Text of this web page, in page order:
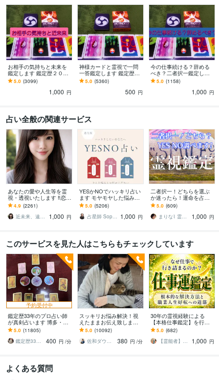
お相手の気持ちと未来を
鑑定します 鑑定歴２０
年。神様カードと霊視で
深堀り鑑定～課題アドバ
5.0 (3099)
1,000 円
神様カードと霊視で一問
一答鑑定します 鑑定歴２
０年。課題・アドバイス
もつけてお届けします。
5.0 (5360)
500 円
今の仕事続ける？辞める
べき？二者択一鑑定しま
す 鑑定歴２０年。神様カ
ードと霊視で鑑定～課
題・アドバイス付き
5.0 (1158)
1,000 円
占い全般の関連サービス
あなたの愛や人生等を霊
視・透視いたします ‼️恋
愛、複雑な恋愛、仕事、
人間関係/上げ下げ鑑定無
し‼️
4.9 (2261)
近未来、遠未来を霊透視！！占い師 紗理奈
1,000 円
YESかNOでハッキリ占い
ます モヤモヤした悩みを
ハッキリ答えを出したい
方へ
5.0 (5206)
占星師 Sophia 1,000 円
二者択一！どちらを選ぶ
か迷ったら！運命を占い
ます YES/NOで答えれる
質問でも大丈夫 詳しい
説明付きます
5.0 (609)
まりな⌇ 霊視鑑定士
1,000 円
このサービスを見た人はこちらもチェックしています
予約受付中
鑑定歴33年のプロ占い師
が真剣占います 博多・廓
屋の純血統占い祈願師
雷鳥
5.0 (11805)
鑑定歴33年のプロ占い師 雷鳥
400 円 /分
スッキリお悩み解決！視
えたままお伝え致します
恋愛、結婚、人間関係、
仕事、人生、ペットの気
持ち等◎祈願付き
5.0 (10092)
佐和ダウジング＆スピリットメンター
380 円 /分
30年の霊視経験による
【本格仕事鑑定】を行い
ます 仕事運停滞の真の原
因と人生好転への道筋を
読み解きます
5.0 (682)
【霊能者】天晴
1,000 円
よくある質問